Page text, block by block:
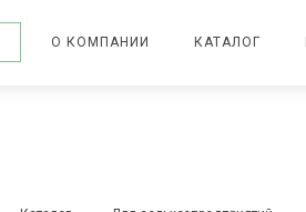
О КОМПАНИИ КАТАЛОГ